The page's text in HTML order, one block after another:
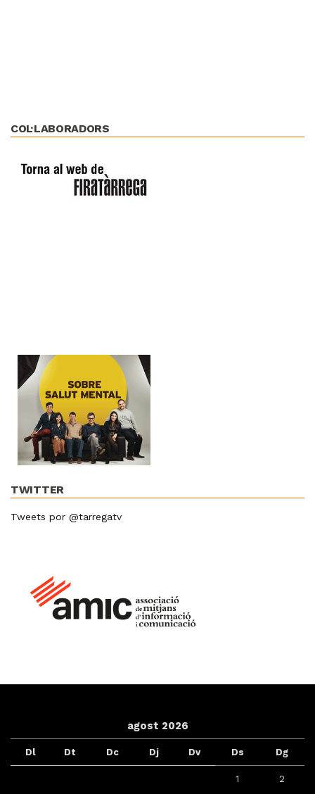
COL·LABORADORS
TWITTER
Tweets por @tarregatv
agost 2026
Dl Dt Dc Dj Dv Ds Dg
1 2